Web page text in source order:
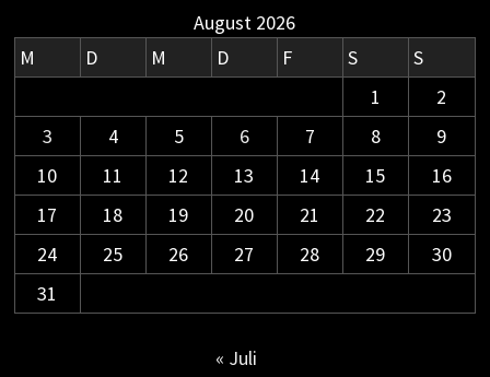
August 2026
M
D M D F S
S
1
2
3
4 5 6 7 8
9
10
11 12 13 14 15
16
17
18 19 20 21 22
23
24
25 26 27 28 29
30
31
« Juli